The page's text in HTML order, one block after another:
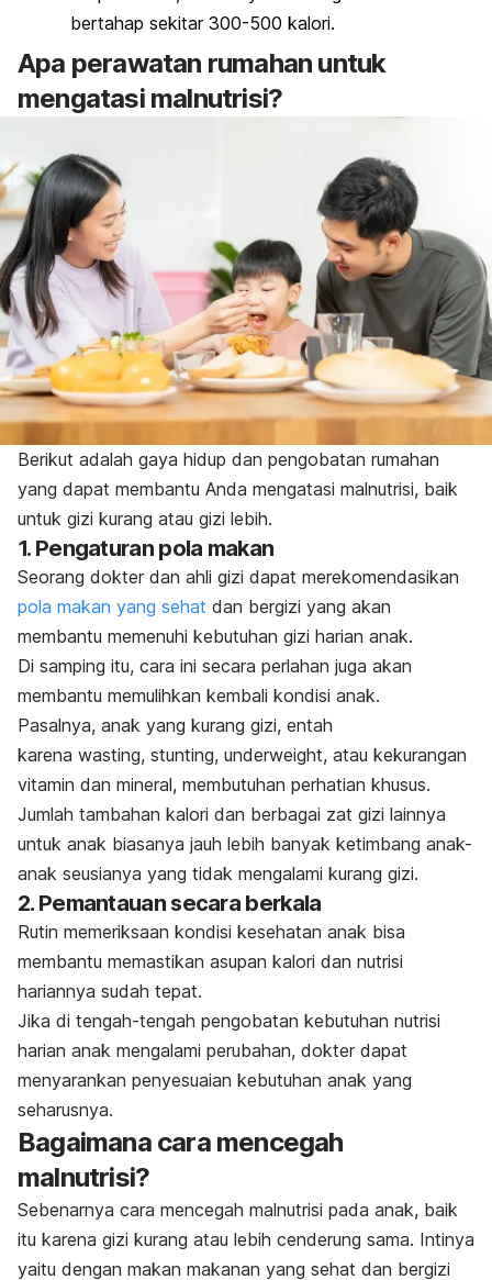
bertahap sekitar 300-500 kalori.
Apa perawatan rumahan untuk
mengatasi malnutrisi?
Berikut adalah gaya hidup dan pengobatan rumahan
yang dapat membantu Anda mengatasi malnutrisi, baik
untuk gizi kurang atau gizi lebih.
1. Pengaturan pola makan
Seorang dokter dan ahli gizi dapat merekomendasikan
pola makan yang sehat dan bergizi yang akan
membantu memenuhi kebutuhan gizi harian anak.
Di samping itu, cara ini secara perlahan juga akan
membantu memulihkan kembali kondisi anak.
Pasalnya, anak yang kurang gizi, entah
karena wasting, stunting, underweight, atau kekurangan
vitamin dan mineral, membutuhan perhatian khusus.
Jumlah tambahan kalori dan berbagai zat gizi lainnya
untuk anak biasanya jauh lebih banyak ketimbang anak-
anak seusianya yang tidak mengalami kurang gizi.
2. Pemantauan secara berkala
Rutin memeriksaan kondisi kesehatan anak bisa
membantu memastikan asupan kalori dan nutrisi
hariannya sudah tepat.
Jika di tengah-tengah pengobatan kebutuhan nutrisi
harian anak mengalami perubahan, dokter dapat
menyarankan penyesuaian kebutuhan anak yang
seharusnya.
Bagaimana cara mencegah
malnutrisi?
Sebenarnya cara mencegah malnutrisi pada anak, baik
itu karena gizi kurang atau lebih cenderung sama. Intinya
yaitu dengan makan makanan yang sehat dan bergizi